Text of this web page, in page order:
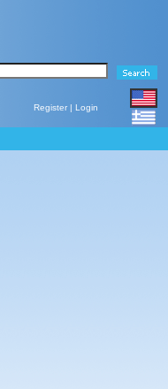
Register | Login